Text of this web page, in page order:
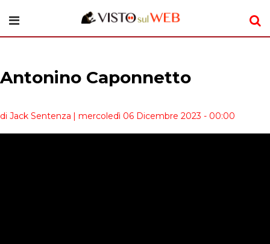
Antonino Caponnetto
di Jack Sentenza | mercoledì 06 Dicembre 2023 - 00:00